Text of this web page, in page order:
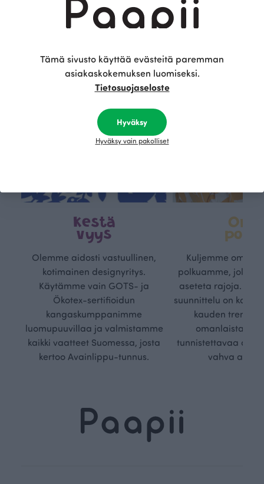
Tämä on Paapii
Kestä
vyys
Olemme aidosti vastuullinen,
kotimainen designyritys.
Käytämme vain GOTS- ja
Ökotex-sertifioidun
kangaskumppanimme
luomupuuvillaa ja valmistamme
kaikki vaatteet Suomessa, josta
kertoo Avainlippu-tunnus.
Oma
Kuljemme omaa,
polkuamme, jolla
aseteta rajoja.
suunnittelu on
kauden
omanlaista,
tunnistettavaa
vahva
Tämä sivusto käyttää evästeitä paremman
asiakaskokemuksen luomiseksi.
Tietosuojaseloste
Hyväksy
Hyväksy vain pakolliset